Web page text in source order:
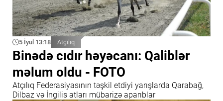
5 İyul 13:18 Atçılıq
Binədə cıdır həyəcanı: Qaliblər
məlum oldu - FOTO
Atçılıq Federasiyasının təşkil etdiyi yarışlarda Qarabağ,
Dilbaz və İngilis atları mübarizə aparıblar